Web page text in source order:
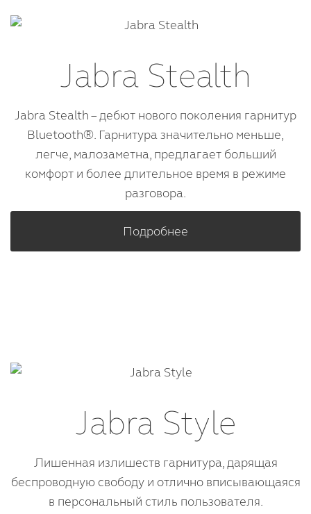
Jabra Stealth
Jabra Stealth – дебют нового поколения гарнитур
Bluetooth®. Гарнитура значительно меньше,
легче, малозаметна, предлагает больший
комфорт и более длительное время в режиме
разговора.
Подробнее
Jabra Style
Лишенная излишеств гарнитура, дарящая
беспроводную свободу и отлично вписывающаяся
в персональный стиль пользователя.